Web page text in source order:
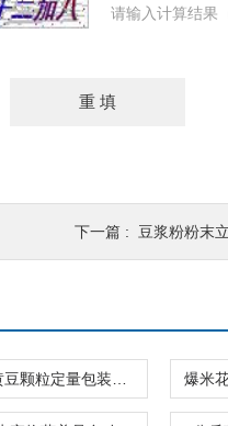
请输入计算结果
下一篇 : 豆浆粉粉末